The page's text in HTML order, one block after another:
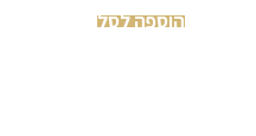
הוספה לסל